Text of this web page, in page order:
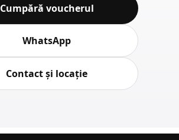
Cumpără voucherul
WhatsApp
Contact și locație